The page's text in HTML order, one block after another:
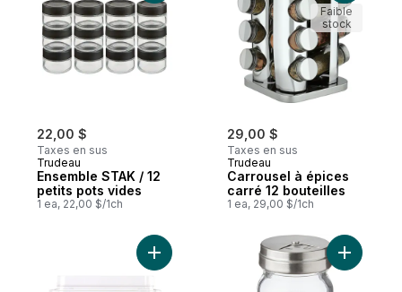
22,00 $
Taxes en sus
Trudeau
Ensemble STAK / 12
petits pots vides
1 ea, 22,00 $/1ch
29,00 $
Taxes en sus
Trudeau
Carrousel à épices
carré 12 bouteilles
1 ea, 29,00 $/1ch
Faible
stock
Ajouter Organisateurs à trois étages
Ajouter